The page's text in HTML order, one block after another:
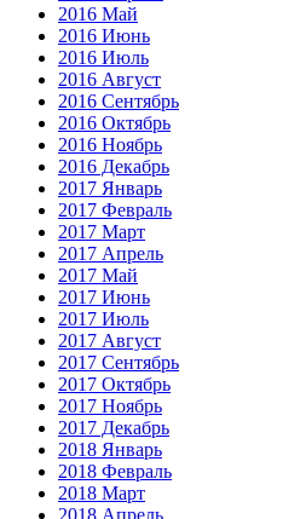
2016 Май
2016 Июнь
2016 Июль
2016 Август
2016 Сентябрь
2016 Октябрь
2016 Ноябрь
2016 Декабрь
2017 Январь
2017 Февраль
2017 Март
2017 Апрель
2017 Май
2017 Июнь
2017 Июль
2017 Август
2017 Сентябрь
2017 Октябрь
2017 Ноябрь
2017 Декабрь
2018 Январь
2018 Февраль
2018 Март
2018 Апрель